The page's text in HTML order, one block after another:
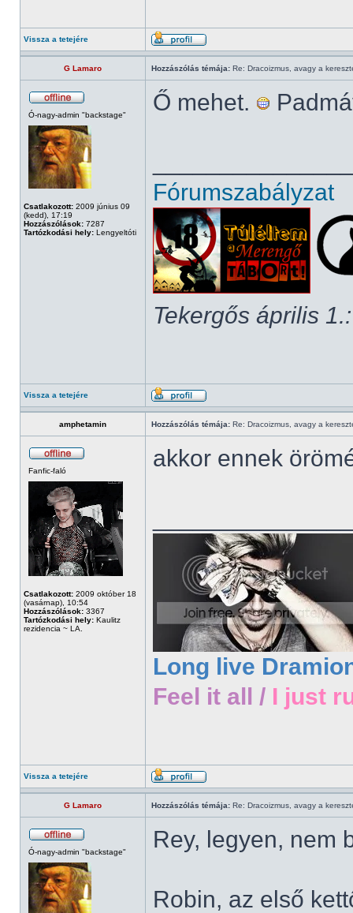
Vissza a tetejére
G Lamaro Hozzászólás témája: Re: Dracoizmus, avagy a
Ó-nagy-admin "backstage"
Csatlakozott: 2009 június 09
(kedd), 17:19
Hozzászólások: 7287
Tartózkodási hely: Lengyeltóti
Ő mehet.
Fórumszabályzat
Tekergős április 1.:
Vissza a tetejére
amphetamin Hozzászólás témája: Re: Dracoizmus, avagy a
Fanfic-faló
Csatlakozott: 2009 október 18
(vasárnap), 10:54
Hozzászólások: 3367
Tartózkodási hely: Kaulitz
rezidencia ~ LA.
akkor ennek
Long live
Feel it all / I just
Vissza a tetejére
G Lamaro Hozzászólás témája: Re: Dracoizmus, avagy a
Ó-nagy-admin "backstage" Rey, legyen, nem
Robin, az első